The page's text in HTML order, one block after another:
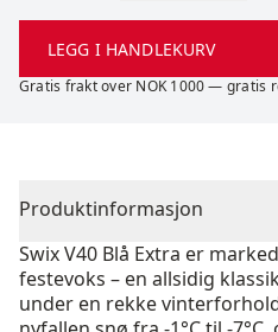
LEGG I HANDLEKURV
Gratis frakt over NOK 1000 — gratis
Produktinformasjon
Swix V40 Blå Extra er
festevoks – en allsidig
under en rekke